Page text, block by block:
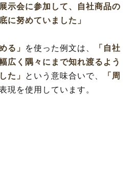
示会に参加して、自社商品の
に努めていました」
る」 を使った例文は、
「自社
広く隅々にまで知れ渡るよう
た」
という意味合いで、
「周
現を使用しています。